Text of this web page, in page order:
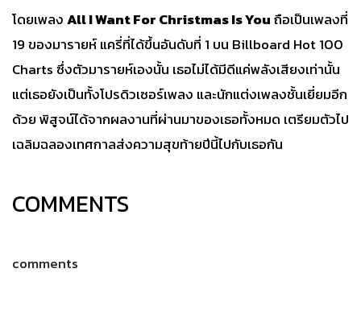
โดยเพลงAll I Want For Christmas Is Youถือเป็นเพลงที่
19 ของมารายห์ แครี่ที่ได้ขึ้นอันดับที่ 1 บน Billboard Hot 100
Charts ซึ่งตัวมารายห์เองนั้น เธอไม่ได้มีดีแค่พลังเสียงเท่านั้น
แต่เธอยังเป็นทั้งโปรดิวเซอร์เพลง และนักแต่งเพลงชั้นเยี่ยมอีก
ด้วย พิสูจน์ได้จากผลงานที่ผ่านมาของเธอทั้งหมด เตรียมตัวไป
เฉลิมฉลองเทศกาลส่งความสุขท้ายปีนี้ไปกับเธอกัน
COMMENTS
comments